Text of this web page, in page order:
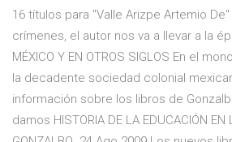
16 títulos para "Valle Arizpe Artemio
crímenes, el autor nos va a llevar a la
MÉXICO Y EN OTROS SIGLOS En el
la decadente sociedad colonial
información sobre los libros de
damos HISTORIA DE LA EDUCACIÓN EN